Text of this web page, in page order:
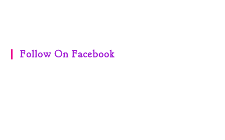
Follow On Facebook